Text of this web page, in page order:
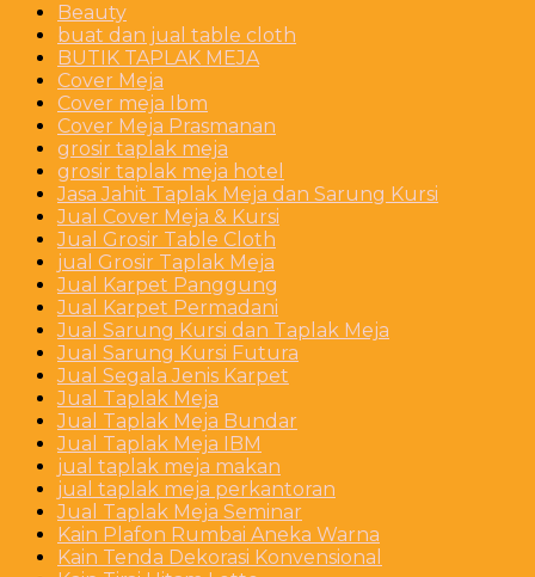
Beauty
buat dan jual table cloth
BUTIK TAPLAK MEJA
Cover Meja
Cover meja Ibm
Cover Meja Prasmanan
grosir taplak meja
grosir taplak meja hotel
Jasa Jahit Taplak Meja dan Sarung Kursi
Jual Cover Meja & Kursi
Jual Grosir Table Cloth
jual Grosir Taplak Meja
Jual Karpet Panggung
Jual Karpet Permadani
Jual Sarung Kursi dan Taplak Meja
Jual Sarung Kursi Futura
Jual Segala Jenis Karpet
Jual Taplak Meja
Jual Taplak Meja Bundar
Jual Taplak Meja IBM
jual taplak meja makan
jual taplak meja perkantoran
Jual Taplak Meja Seminar
Kain Plafon Rumbai Aneka Warna
Kain Tenda Dekorasi Konvensional